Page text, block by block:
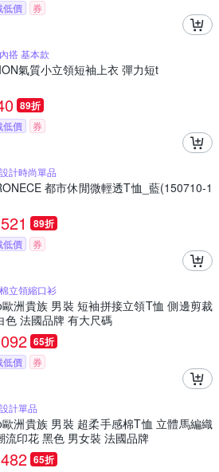
低價 券
搭 基本款
氣質小立領短袖上衣 彈力短t
89折
低價 券
計時尚單品
都市休閒微輕透T恤_藍(150710-1
89折
低價 券
立領縮口衫
洲貴族 男裝 短袖拼接立領T恤 側邊剪裁
色 法國品牌 有大尺碼
65折
低價 券
計單品
洲貴族 男裝 超柔手感棉T恤 立體馬編織
流印花 黑色 男女裝 法國品牌
65折